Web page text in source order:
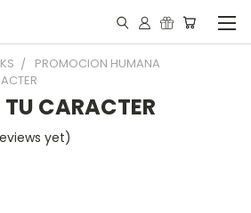
PROMOCION HUMANA
CARACTER
yet)